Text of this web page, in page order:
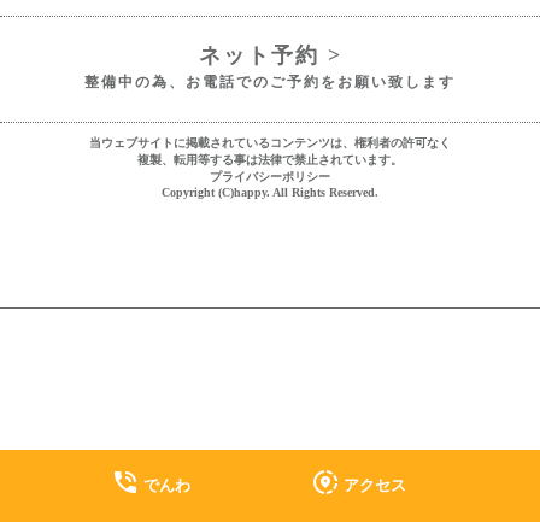
ネット予約 >
整備中の為、お電話でのご予約をお願い致します
当ウェブサイトに掲載されているコンテンツは、権利者の許可なく
複製、転用等する事は法律で禁止されています。
プライバシーポリシー
Copyright (C)happy. All Rights Reserved.
phone_in_talk でんわ share_location アクセス